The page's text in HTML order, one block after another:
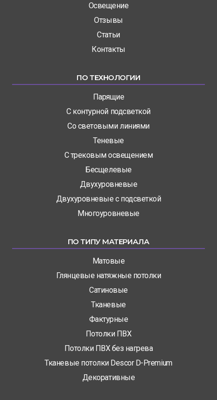
Освещение
Отзывы
Статьи
Контакты
ПО ТЕХНОЛОГИИ
Парящие
С контурной подсветкой
Со световыми линиями
Теневые
С трековым освещением
Бесщелевые
Двухуровневые
Двухуровневые с подсветкой
Многоуровневые
ПО ТИПУ МАТЕРИАЛА
Матовые
Глянцевые натяжные потолки
Сатиновые
Тканевые
Фактурные
Потолки ПВХ
Потолки ПВХ без нагрева
Тканевые потолки Descor D-Premium
Декоративные